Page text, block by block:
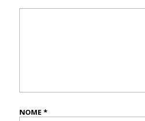
NOME *